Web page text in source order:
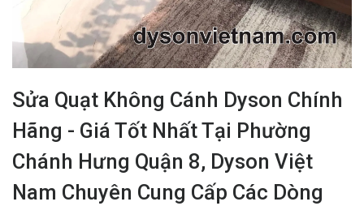
Sửa Quạt Không Cánh Dyson Chính
Hãng - Giá Tốt Nhất Tại Phường
Chánh Hưng Quận 8, Dyson Việt
Nam Chuyên Cung Cấp Các Dòng